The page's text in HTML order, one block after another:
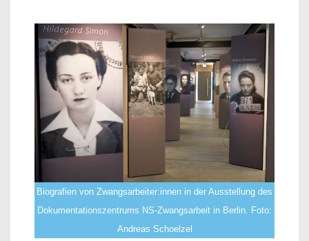
Biografien von Zwangsarbeiter:innen in der Ausstellung des
Dokumentationszentrums NS-Zwangsarbeit in Berlin. Foto:
Andreas Schoelzel